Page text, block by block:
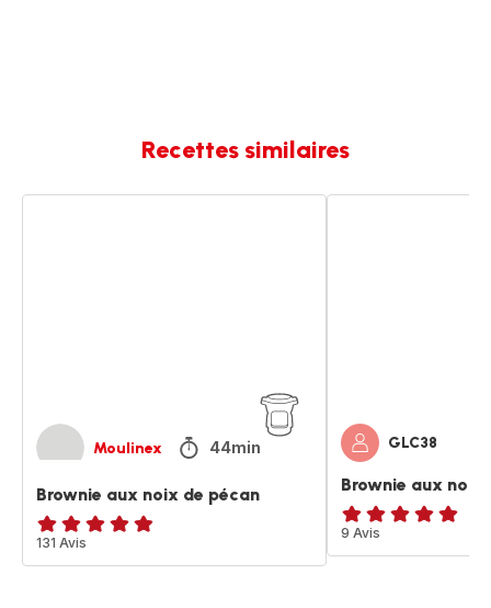
Recettes similaires
Moulinex 44min
Brownie aux noix de pécan
ratings.4.8
131 Avis
GLC38
Brownie aux noix
Avis
5
9 Avis